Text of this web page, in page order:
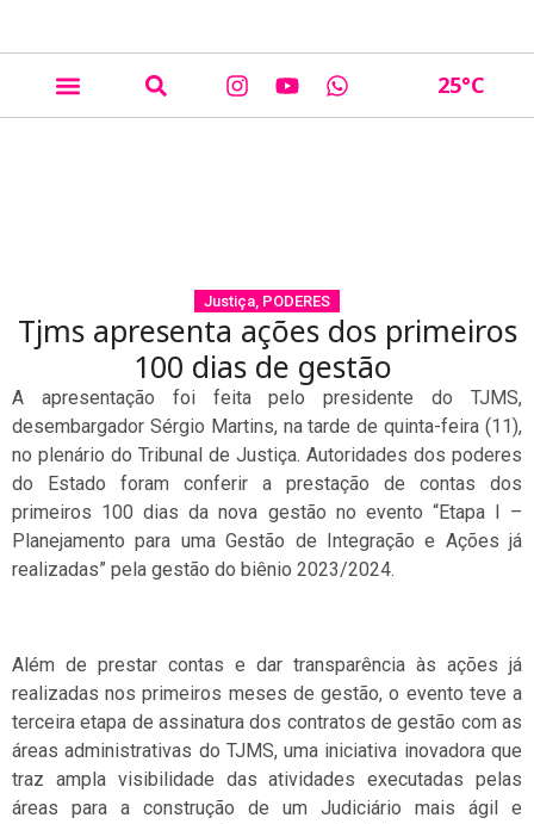
25°C
Justiça, PODERES
Tjms apresenta ações dos primeiros
100 dias de gestão
A apresentação foi feita pelo presidente do TJMS,
desembargador Sérgio Martins, na tarde de quinta-feira (11),
no plenário do Tribunal de Justiça. Autoridades dos poderes
do Estado foram conferir a prestação de contas dos
primeiros 100 dias da nova gestão no evento “Etapa I –
Planejamento para uma Gestão de Integração e Ações já
realizadas” pela gestão do biênio 2023/2024.
Além de prestar contas e dar transparência às ações já
realizadas nos primeiros meses de gestão, o evento teve a
terceira etapa de assinatura dos contratos de gestão com as
áreas administrativas do TJMS, uma iniciativa inovadora que
traz ampla visibilidade das atividades executadas pelas
áreas para a construção de um Judiciário mais ágil e